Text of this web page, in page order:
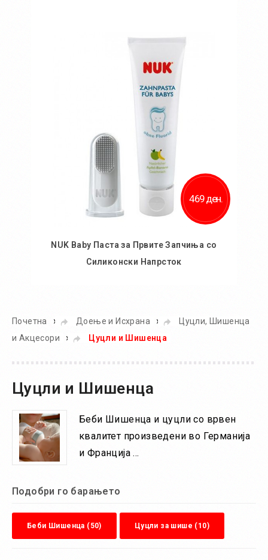
469 ден.
NUK Baby Паста за Првите Запчиња со
Силиконски Напрсток
Почетна » Доење и Исхрана »
Цуцли, Шишенца
и Акцесори
» Цуцли и Шишенца
Цуцли и Шишенца
Беби Шишенца и цуцли со врвен
квалитет произведени во Германија
и Франција ...
Подобри го барањето
Беби Шишенца (50) Цуцли за шише (10)